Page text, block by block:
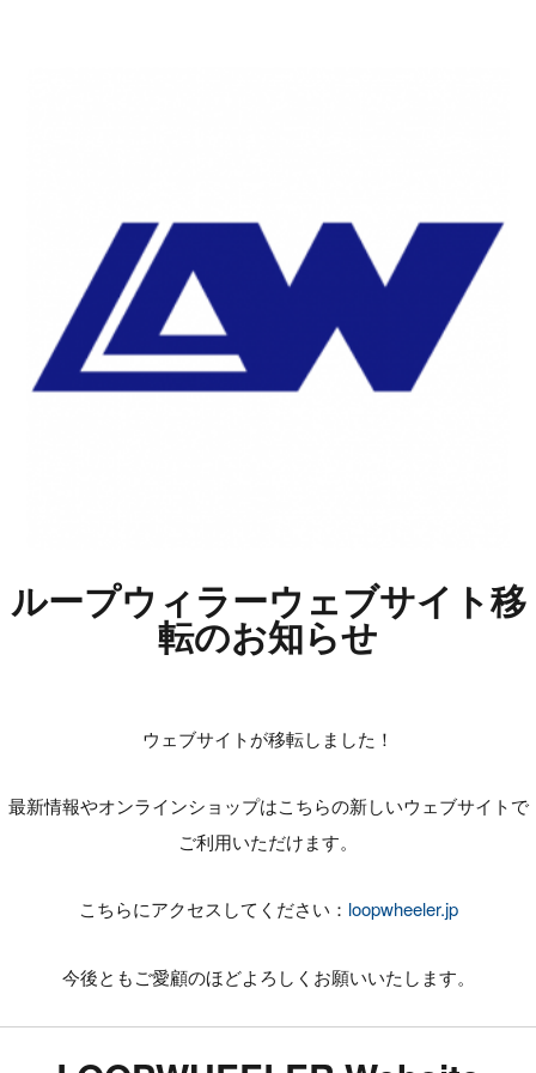
ループウィラーウェブサイト移
転のお知らせ
ウェブサイトが移転しました！
最新情報やオンラインショップはこちらの新しいウェブサイトで
ご利用いただけます。
こちらにアクセスしてください： loopwheeler.jp
今後ともご愛顧のほどよろしくお願いいたします。